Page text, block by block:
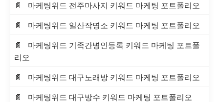
마케팅위드 전주마사지 키워드 마케팅 포트폴리오
마케팅위드 일산작명소 키워드 마케팅 포트폴리오
마케팅위드 기족간병인등록 키워드 마케팅 포트폴
리오
마케팅위드 대구노래방 키워드 마케팅 포트폴리오
마케팅위드 대구방수 키워드 마케팅 포트폴리오